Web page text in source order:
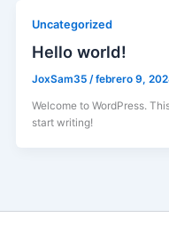
Uncategorized
Hello world!
JoxSam35/febrero 9,
Welcome to WordPress.
start writing!